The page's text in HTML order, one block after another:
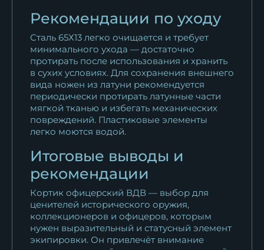
Рекомендации по уходу
Сталь 65Х13 легко очищается и требует
минимального ухода — достаточно
протирать после использования и хранить
в сухих условиях. Для сохранения внешнего
вида ножен из латуни рекомендуется
периодически протирать латунные части
мягкой тканью и избегать механических
повреждений. Пластиковые элементы
легко моются водой.
Итоговые выводы и
рекомендации
Кортик офицерский ВДВ — выбор для
ценителей исторического оружия,
коллекционеров и офицеров, которым
нужен выразительный и статусный элемент
экипировки. Он привлечёт внимание